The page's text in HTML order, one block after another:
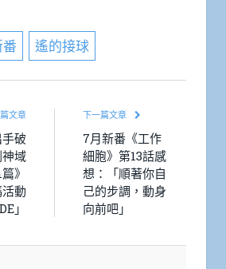
遙的接球
文章
破
域
》
動
」
下一篇文章
7月新番《工作
細胞》第13話感
想：「順著你自
己的步調，動身
向前吧」